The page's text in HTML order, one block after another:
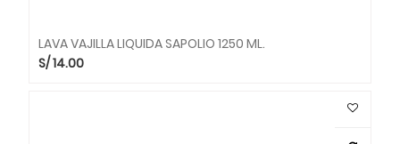
LAVA VAJILLA LIQUIDA SAPOLIO 1250 ML.
S/14.00